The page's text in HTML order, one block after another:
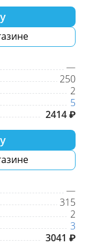
—
250
2
5
2414 ₽
—
315
2
3
3041 ₽